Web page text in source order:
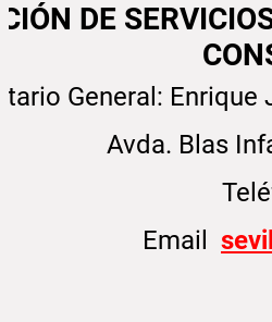
DE
General: Enrique
Avda. Blas
Email